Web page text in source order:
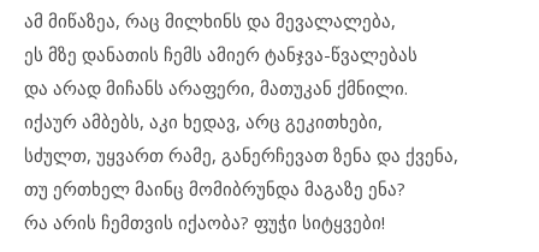
ამ მიწაზეა, რაც მილხინს და მევალალება,
ეს მზე დანათის ჩემს ამიერ ტანჯვა-წვალებას
და არად მიჩანს არაფერი, მათუკან ქმნილი.
იქაურ ამბებს, აკი ხედავ, არც გეკითხები,
სძულთ, უყვართ რამე, განერჩევათ ზენა და ქვენა,
თუ ერთხელ მაინც მომიბრუნდა მაგაზე ენა?
რა არის ჩემთვის იქაობა? ფუჭი სიტყვები!